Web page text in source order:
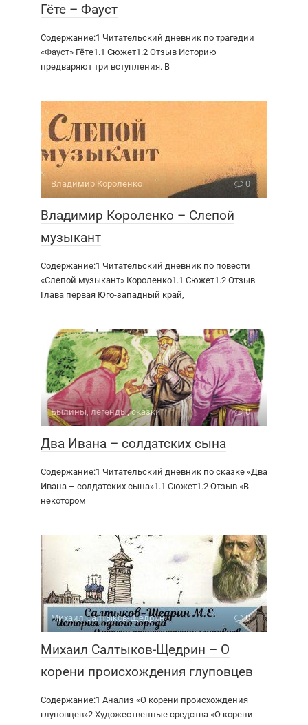
Гёте – Фауст
Содержание:1 Читательский дневник по трагедии
«Фауст» Гёте1.1 Сюжет1.2 Отзыв Историю
предваряют три вступления. В
Владимир Короленко 0
Владимир Короленко – Слепой
музыкант
Содержание:1 Читательский дневник по повести
«Слепой музыкант» Короленко1.1 Сюжет1.2 Отзыв
Глава первая Юго-западный край,
Былины, легенды, сказки 0
Два Ивана – солдатских сына
Содержание:1 Читательский дневник по сказке «Два
Ивана – солдатских сына»1.1 Сюжет1.2 Отзыв «В
некотором
Михаил Салтыков-Щедрин 0
Михаил Салтыков-Щедрин – О
корени происхождения глуповцев
Содержание:1 Анализ «О корени происхождения
глуповцев»2 Художественные средства «О корени